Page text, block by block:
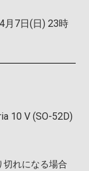
月7日(日) 23時
10 V (SO-52D)
切れになる場合